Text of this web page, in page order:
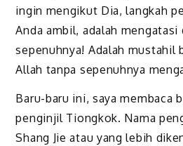
ingin mengikut Dia, langkah
Anda ambil, adalah mengatasi
sepenuhnya! Adalah mustahil
Allah tanpa sepenuhnya
Baru-baru ini, saya membaca
penginjil Tiongkok. Nama
Shang Jie atau yang lebih